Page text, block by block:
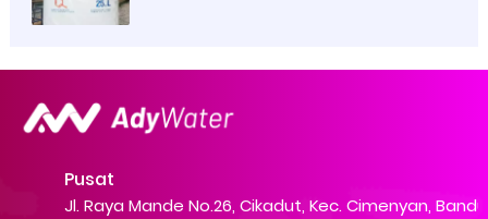
Pusat
Jl. Raya Mande No.26, Cikadut, Kec. Cimenyan,